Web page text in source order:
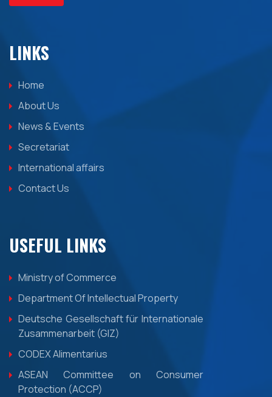
LINKS
Home
About Us
News & Events
Secretariat
International affairs
Contact Us
USEFUL LINKS
Ministry of Commerce
Department Of Intellectual Property
Deutsche Gesellschaft für Internationale
Zusammenarbeit (GIZ)
CODEX Alimentarius
ASEAN Committee on Consumer
Protection (ACCP)